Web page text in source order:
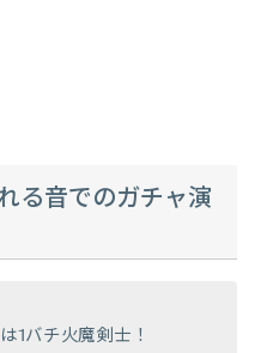
る音でのガチャ演
1バチ火魔剣士！